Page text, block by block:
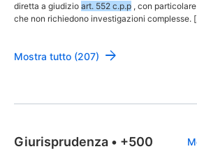
diretta a giudizio art. 552 c.p.p , con
che non richiedono investigazioni complesse.
Mostra tutto (207)
Giurisprudenza • +500